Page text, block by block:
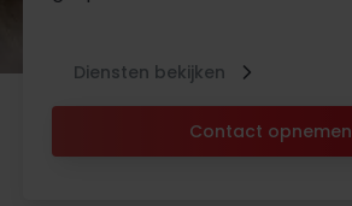
Contact opnemen
Diensten bekijken